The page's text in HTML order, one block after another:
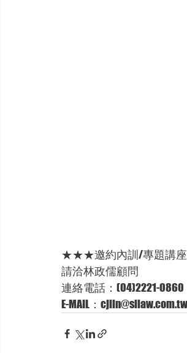
★★★邀約內訓/專題講
請洽林政儒顧問
連絡電話：(04)2221-0860
E-MAIL：cjlin@sllaw.com.tw